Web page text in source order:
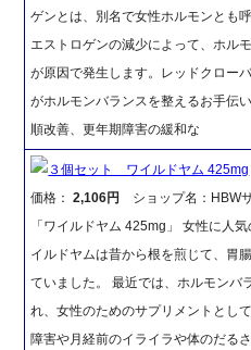
ゲンとは、別名で女性ホルモンとも
エストロゲンの減少によって、ホル
が原因で発生します。レッドクロー
がホルモンバランスを整えるお手伝
順改善、更年期障害の緩和な
３個セット ワイルドヤム 425mg
価格：2,106円
ショップ名：HBW
「ワイルドヤム 425mg」 女性に人
イルドヤムは昔から根を煎じて、胃
ていました。 最近では、ホルモンバ
れ、女性のためのサプリメントとし
障害や月経前のイライラや体のだる